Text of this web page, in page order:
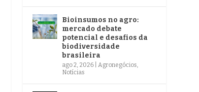
Bioinsumos no agro:
mercado debate
potencial e desafios da
biodiversidade
brasileira
ago 2, 2026 |Agronegócios,
Notícias